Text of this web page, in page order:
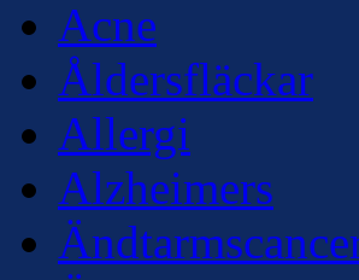
Acne
Åldersfläckar
Allergi
Alzheimers